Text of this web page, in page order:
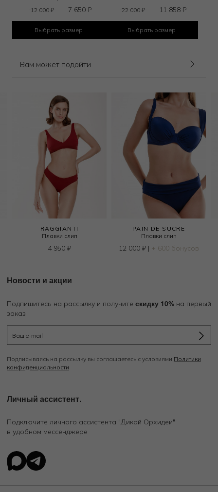
12 000₽ 7 650₽
Выбрать размер
22 000₽ 11 858₽
Выбрать размер
Вам может подойти
RAGGIANTI
Плавки слип
4 950 ₽
PAIN DE SUCRE
Плавки слип
12 000 ₽| + 600 бонусов
Новости и акции
Подпишитесь на рассылку и получите скидку 10% на первый
заказ
Подписываясь на рассылку вы соглашаетесь с условиями Политики
конфиденциальности
Личный ассистент.
Подключите личного ассистента "Дикой Орхидеи"
в удобном мессенджере